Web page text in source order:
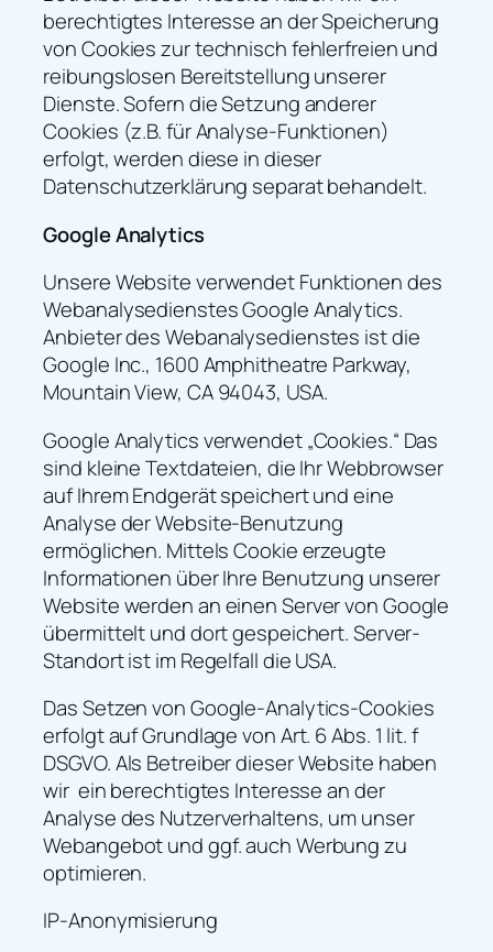
berechtigtes Interesse an der Speicherung
von Cookies zur technisch fehlerfreien und
reibungslosen Bereitstellung unserer
Dienste. Sofern die Setzung anderer
Cookies (z.B. für Analyse-Funktionen)
erfolgt, werden diese in dieser
Datenschutzerklärung separat behandelt.
Google Analytics
Unsere Website verwendet Funktionen des
Webanalysedienstes Google Analytics.
Anbieter des Webanalysedienstes ist die
Google Inc., 1600 Amphitheatre Parkway,
Mountain View, CA 94043, USA.
Google Analytics verwendet „Cookies.“ Das
sind kleine Textdateien, die Ihr Webbrowser
auf Ihrem Endgerät speichert und eine
Analyse der Website-Benutzung
ermöglichen. Mittels Cookie erzeugte
Informationen über Ihre Benutzung unserer
Website werden an einen Server von Google
übermittelt und dort gespeichert. Server-
Standort ist im Regelfall die USA.
Das Setzen von Google-Analytics-Cookies
erfolgt auf Grundlage von Art. 6 Abs. 1 lit. f
DSGVO. Als Betreiber dieser Website haben
wir ein berechtigtes Interesse an der
Analyse des Nutzerverhaltens, um unser
Webangebot und ggf. auch Werbung zu
optimieren.
IP-Anonymisierung